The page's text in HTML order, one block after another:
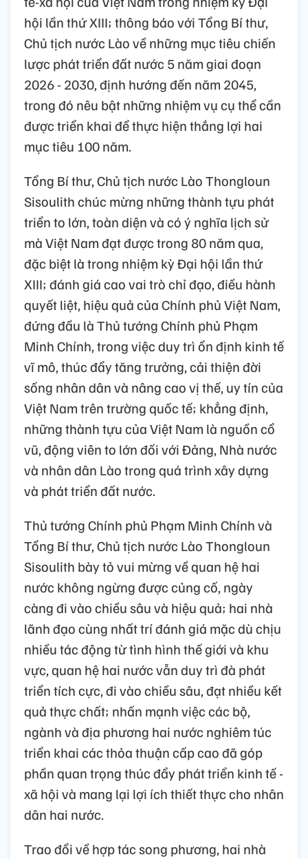
hội lần thứ XIII; thông báo với Tổng Bí thư,
Chủ tịch nước Lào về những mục tiêu chiến
lược phát triển đất nước 5 năm giai đoạn
2026 - 2030, định hướng đến năm 2045,
trong đó nêu bật những nhiệm vụ cụ thể cần
được triển khai để thực hiện thắng lợi hai
mục tiêu 100 năm.
Tổng Bí thư, Chủ tịch nước Lào Thongloun
Sisoulith chúc mừng những thành tựu phát
triển to lớn, toàn diện và có ý nghĩa lịch sử
mà Việt Nam đạt được trong 80 năm qua,
đặc biệt là trong nhiệm kỳ Đại hội lần thứ
XIII; đánh giá cao vai trò chỉ đạo, điều hành
quyết liệt, hiệu quả của Chính phủ Việt Nam,
đứng đầu là Thủ tướng Chính phủ Phạm
Minh Chính, trong việc duy trì ổn định kinh tế
vĩ mô, thúc đẩy tăng trưởng, cải thiện đời
sống nhân dân và nâng cao vị thế, uy tín của
Việt Nam trên trường quốc tế; khẳng định,
những thành tựu của Việt Nam là nguồn cổ
vũ, động viên to lớn đối với Đảng, Nhà nước
và nhân dân Lào trong quá trình xây dựng
và phát triển đất nước.
Thủ tướng Chính phủ Phạm Minh Chính và
Tổng Bí thư, Chủ tịch nước Lào Thongloun
Sisoulith bày tỏ vui mừng về quan hệ hai
nước không ngừng được củng cố, ngày
càng đi vào chiều sâu và hiệu quả; hai nhà
lãnh đạo cùng nhất trí đánh giá mặc dù chịu
nhiều tác động từ tình hình thế giới và khu
vực, quan hệ hai nước vẫn duy trì đà phát
triển tích cực, đi vào chiều sâu, đạt nhiều kết
quả thực chất; nhấn mạnh việc các bộ,
ngành và địa phương hai nước nghiêm túc
triển khai các thỏa thuận cấp cao đã góp
phần quan trọng thúc đẩy phát triển kinh tế -
xã hội và mang lại lợi ích thiết thực cho nhân
dân hai nước.
Trao đổi về hợp tác song phương, hai nhà